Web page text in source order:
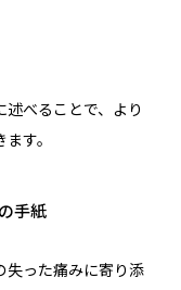
べることで、より
す。
手紙
失った痛みに寄り添